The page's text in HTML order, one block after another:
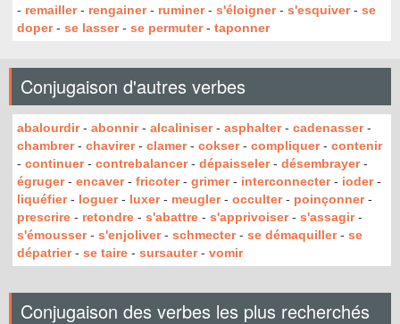
- remailler- rengainer- ruminer- s'éloigner- s'esquiver- se
doper- se lasser- se permuter- taponner
Conjugaison d'autres verbes
abalourdir- abonnir- alcaliniser- asphalter- cadenasser-
chambrer- chavirer- clamer- cokser- compliquer- contenir
- continuer- contrebalancer- dépaisseler- désembrayer-
égruger- encaver- fricoter- grimer- interconnecter- ioder-
liquéfier- loguer- luxer- meugler- occulter- poinçonner-
prescrire - retondre - s'abattre - s'apprivoiser- s'assagir-
s'émousser- s'enjoliver- schmecter- se démaquiller- se
dépatrier- se taire - sursauter- vomir
Conjugaison des verbes les plus recherchés